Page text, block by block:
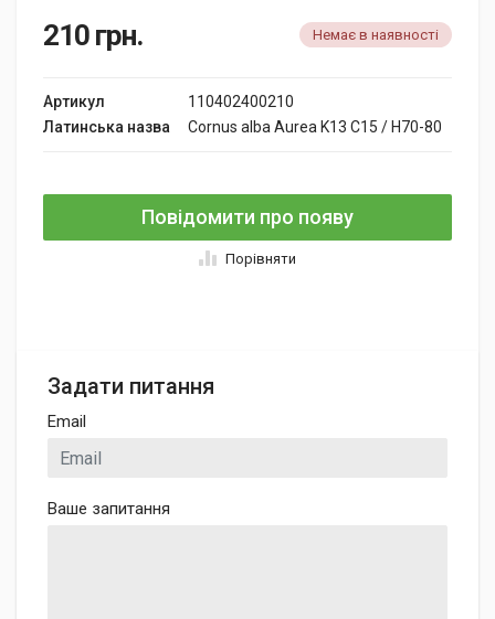
210 грн. Немає в наявності
Артикул
110402400210
Латинська назва
Cornus alba Aurea K13 C15 / H70-80
Повідомити про появу
Порівняти
Задати питання
Email
Ваше запитання